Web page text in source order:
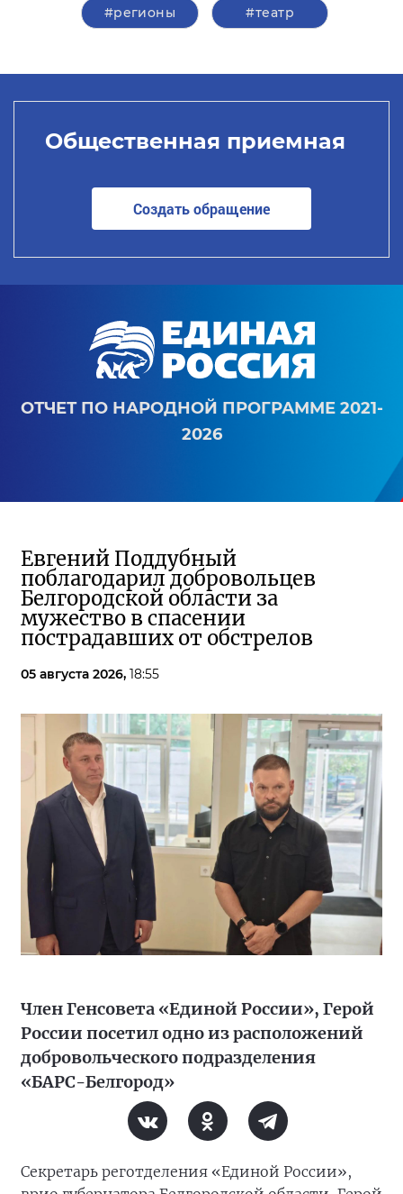
#регионы #театр
Общественная приемная
Создать обращение
ОТЧЕТ ПО НАРОДНОЙ ПРОГРАММЕ 2021-
2026
Евгений Поддубный
поблагодарил добровольцев
Белгородской области за
мужество в спасении
пострадавших от обстрелов
05 августа 2026, 18:55
Член Генсовета «Единой России», Герой
России посетил одно из расположений
добровольческого подразделения
«БАРС-Белгород»
Секретарь реготделения «Единой России»,